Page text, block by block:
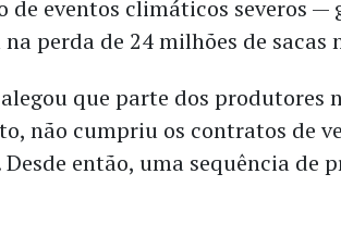
de eventos climáticos severos —
perda de 24 milhões de sacas
que parte dos produtores
não cumpriu os contratos de
então, uma sequência de